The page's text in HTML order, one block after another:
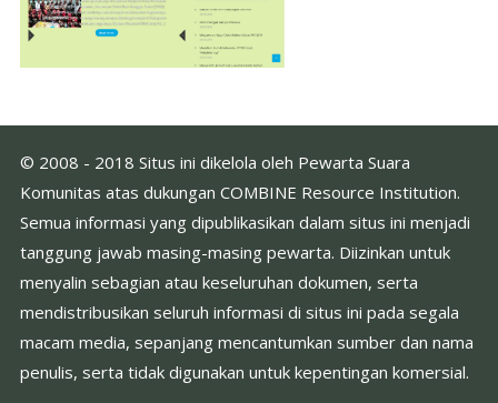
© 2008 - 2018 Situs ini dikelola oleh Pewarta Suara
Komunitas atas dukungan COMBINE Resource Institution.
Semua informasi yang dipublikasikan dalam situs ini menjadi
tanggung jawab masing-masing pewarta. Diizinkan untuk
menyalin sebagian atau keseluruhan dokumen, serta
mendistribusikan seluruh informasi di situs ini pada segala
macam media, sepanjang mencantumkan sumber dan nama
penulis, serta tidak digunakan untuk kepentingan komersial.